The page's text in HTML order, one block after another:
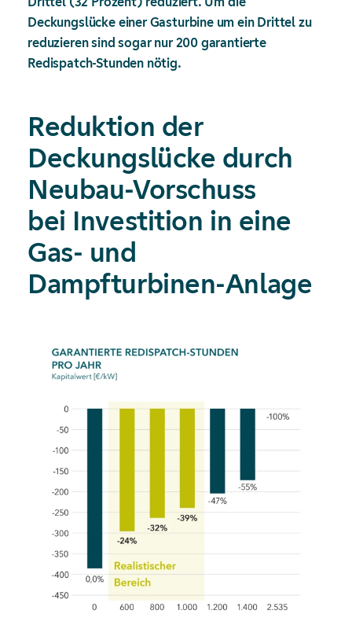
Deckungslücke einer Gasturbine um ein Drittel zu
reduzieren sind sogar nur 200 garantierte
Redispatch-Stunden nötig.
Reduktion der
Deckungslücke durch
Neubau-Vorschuss
bei Investition in eine
Gas- und
Dampfturbinen-Anlage